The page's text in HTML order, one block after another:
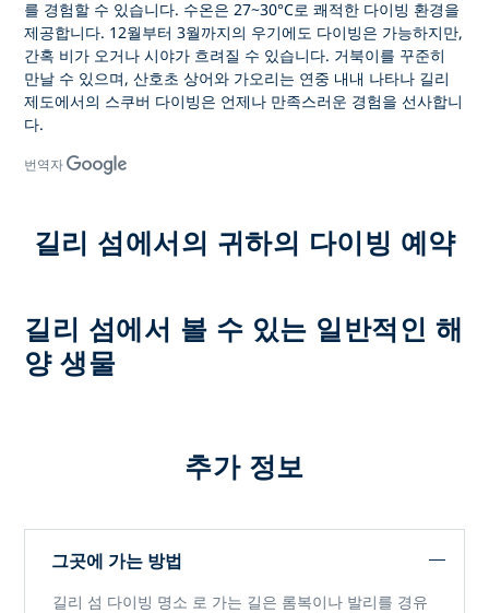
를 경험할 수 있습니다. 수온은 27~30°C로 쾌적한 다이빙 환경을
제공합니다. 12월부터 3월까지의 우기에도 다이빙은 가능하지만,
간혹 비가 오거나 시야가 흐려질 수 있습니다. 거북이를 꾸준히
만날 수 있으며, 산호초 상어와 가오리는 연중 내내 나타나 길리
제도에서의 스쿠버 다이빙은 언제나 만족스러운 경험을 선사합니
다.
번역자
길리 섬에서의 귀하의 다이빙 예약
길리 섬에서 볼 수 있는 일반적인 해
양 생물
추가 정보
그곳에 가는 방법
길리 섬 다이빙 명소 로 가는 길은 롬복이나 발리를 경유